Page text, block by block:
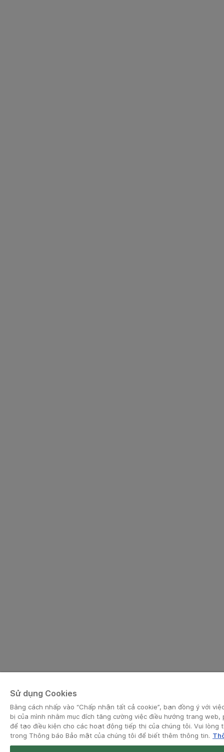
Sử dụng Cookies
Bằng cách nhấp vào “Chấp nhận tất cả cookie”, bạn đồng ý với
bị của mình nhằm mục đích tăng cường việc điều hướng trang
để tạo điều kiện cho các hoạt động tiếp thị của chúng tôi. Vui lòng
trong Thông báo Bảo mật của chúng tôi để biết thêm thông tin.